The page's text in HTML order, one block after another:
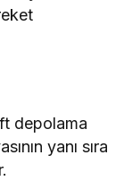
depolama
yanı sıra